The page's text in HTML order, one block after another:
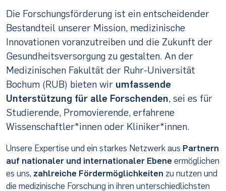
Die Forschungsförderung ist ein entscheidender
Bestandteil unserer Mission, medizinische
Innovationen voranzutreiben und die Zukunft der
Gesundheitsversorgung zu gestalten. An der
Medizinischen Fakultät der Ruhr-Universität
Bochum (RUB) bieten wir umfassende
Unterstützung für alle Forschenden, sei es für
Studierende, Promovierende, erfahrene
Wissenschaftler*innen oder Kliniker*innen.
Unsere Expertise und ein starkes Netzwerk aus Partnern
auf nationaler und internationaler Ebene ermöglichen
es uns, zahlreiche Fördermöglichkeiten zu nutzen und
die medizinische Forschung in ihren unterschiedlichsten